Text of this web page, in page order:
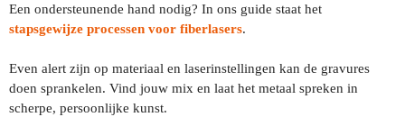
Een ondersteunende hand nodig? In ons guide staat het
stapsgewijze processen voor fiberlasers.
Even alert zijn op materiaal en laserinstellingen kan de gravures
doen sprankelen. Vind jouw mix en laat het metaal spreken in
scherpe, persoonlijke kunst.